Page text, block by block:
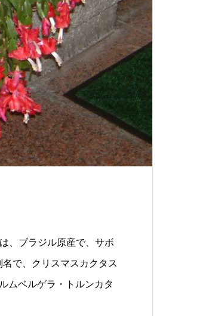
、ブラジル原産で、サボ
で、クリスマスカクタス
ムベルゲラ・トルンカタ